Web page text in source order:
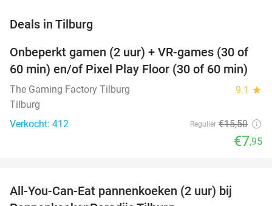
Deals in Tilburg
49%
Onbeperkt gamen (2 uur) + VR-games (30 of
60 min) en/of Pixel Play Floor (30 of 60 min)
The Gaming Factory Tilburg 9.1 star
Tilburg
Verkocht: 412
Regulier €15,50
€7,95
All-You-Can-Eat pannenkoeken (2 uur) bij